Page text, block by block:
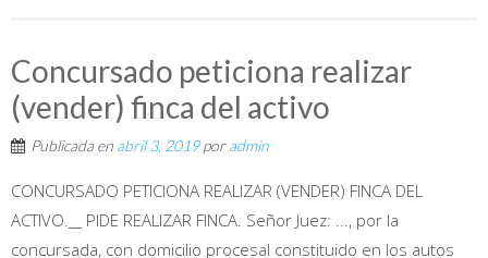
Concursado peticiona realizar
(vender) finca del activo
Publicada en abril 3, 2019poradmin
CONCURSADO PETICIONA REALIZAR (VENDER) FINCA DEL
ACTIVO.__ PIDE REALIZAR FINCA. Señor Juez: ..., por la
concursada, con domicilio procesal constituido en los autos